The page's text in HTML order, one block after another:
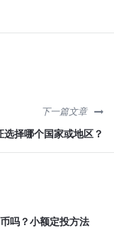
下一篇文章
选择哪个国家或地区？
吗？小额定投方法